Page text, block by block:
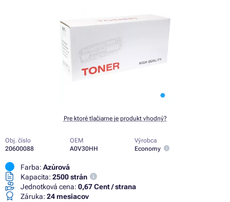
Pre ktoré tlačiarne je produkt vhodný?
Obj. číslo
20600088
OEM
A0V30HH
Výrobca
Economy
Farba: Azúrová
Kapacita: 2500 strán
Jednotková cena: 0,67 Cent / strana
Záruka: 24 mesiacov